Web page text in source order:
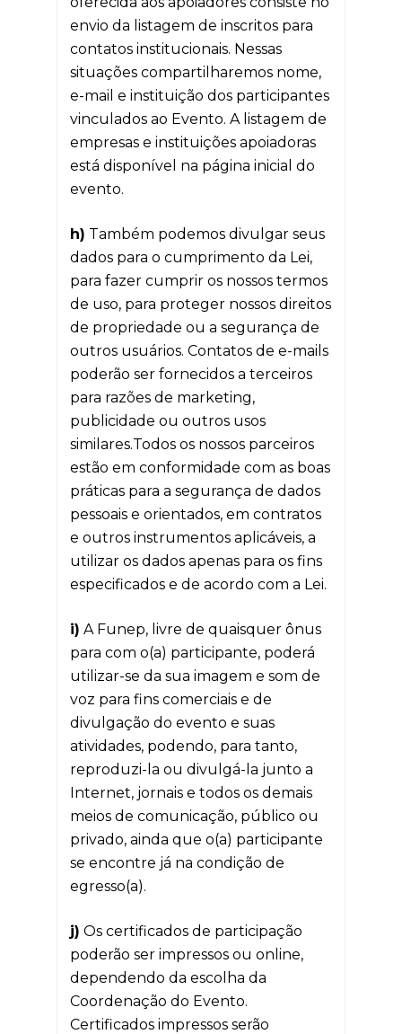
envio da listagem de inscritos para
contatos institucionais. Nessas
situações compartilharemos nome,
e-mail e instituição dos participantes
vinculados ao Evento. A listagem de
empresas e instituições apoiadoras
está disponível na página inicial do
evento.
h) Também podemos divulgar seus
dados para o cumprimento da Lei,
para fazer cumprir os nossos termos
de uso, para proteger nossos direitos
de propriedade ou a segurança de
outros usuários. Contatos de e-mails
poderão ser fornecidos a terceiros
para razões de marketing,
publicidade ou outros usos
similares.Todos os nossos parceiros
estão em conformidade com as boas
práticas para a segurança de dados
pessoais e orientados, em contratos
e outros instrumentos aplicáveis, a
utilizar os dados apenas para os fins
especificados e de acordo com a Lei.
i) A Funep, livre de quaisquer ônus
para com o(a) participante, poderá
utilizar-se da sua imagem e som de
voz para fins comerciais e de
divulgação do evento e suas
atividades, podendo, para tanto,
reproduzi-la ou divulgá-la junto a
Internet, jornais e todos os demais
meios de comunicação, público ou
privado, ainda que o(a) participante
se encontre já na condição de
egresso(a).
j) Os certificados de participação
poderão ser impressos ou online,
dependendo da escolha da
Coordenação do Evento.
Certificados impressos serão